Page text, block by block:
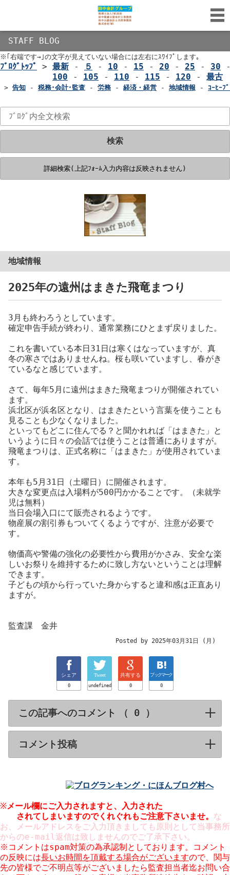
STAFF BLOG
※｢右端です→｣の文字が見えていない場合には左右にｽﾜｲﾌﾟします｡
ﾌﾞﾛｸﾞﾄｯﾌﾟ > 最新 - ５ - 10 - 15 - 20 - 25 - 30
100 - 105 - 110 - 115 - 120 - 最古
> 告知 - 税務･会計･監査 - 労務 - 経済・経営 - 地域情報 - ｺｰﾋｰﾌ
検索
詳細検索(上記ﾌｫｰﾑ入力内容は反映されません)
地域情報
2025年の遠州はまきた飛竜まつり
3月も終わろうとしています。
確定申告手続が終わり、通常業務にひとまず戻りました。
これを書いている本日31日は寒くはなっていますが、真
冬の寒さではありませんね。桜も咲いていますし、春がき
ているなと感じています。
さて、毎年5月に遠州はまきた飛竜まつりが開催されてい
ます。
浜北区が浜名区となり、はまきたという言葉を使うことも
見ることも少なくなりました。
といってもどこに住んでる？と聞かれれば「はまきた」と
いうように日々の会話では使うことは普通にありますが。
飛竜まつりは、正式名称に「はまきた」が使用されていま
す。
本年も5月31日（土曜日）に開催されます。
大きな変更点は入場料が500円かかることです。（未就学
児は無料）
当日会場入口にて販売されるようです。
物産展の割引券もついてくるようですが、注意が必要で
す。
物価高や警備の強化の必要性から費用がかさみ、安全な楽
しいお祭りを維持するために致し方ないということは理解
できます。
子どもの頃から行っていた身からすると違和感は正直あり
ますが。
監査課 金井
Posted by 2025年03月31日 (月)
シェア
0
Tweet
undefined
共有する
0
ブックマーク
0
この記事へのコメント （ ） click to
コメント投稿click to expand contents
※メール欄にご入力されますと、入力された
されてしまいますのでくれぐれもご注意下さいませ。 な
お、メールアドレスをご入力頂きましても原則として当事務所
からのe-mail返信は致しませんのでご了承下さい。
※コメントはspam対策の為承認制としております。コメント
の反映には長いお時間を頂戴する場合がございますので、関与
先の皆様でご不明点等がございましたら監査担当者迄お問い合